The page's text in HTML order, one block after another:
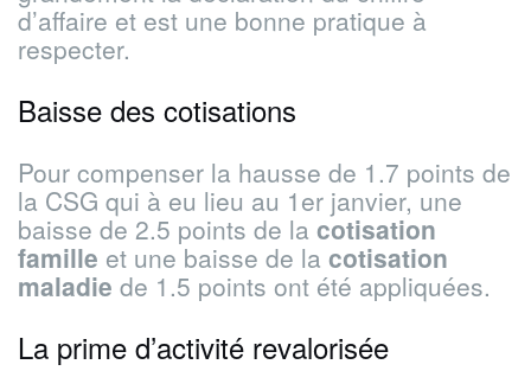
d’affaire et est une bonne pratique à
respecter.
Baisse des cotisations
Pour compenser la hausse de 1.7 points de
la CSG qui à eu lieu au 1er janvier, une
baisse de 2.5 points de la cotisation
famille et une baisse de la cotisation
maladie de 1.5 points ont été appliquées.
La prime d’activité revalorisée